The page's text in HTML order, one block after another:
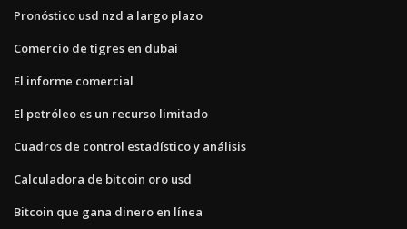
Pronóstico usd nzd a largo plazo
Comercio de tigres en dubai
El informe comercial
El petróleo es un recurso limitado
Cuadros de control estadístico y análisis
Calculadora de bitcoin oro usd
Bitcoin que gana dinero en línea